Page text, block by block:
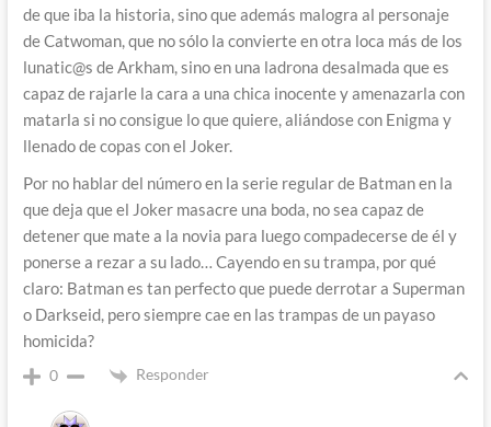
de que iba la historia, sino que además malogra al personaje
de Catwoman, que no sólo la convierte en otra loca más de los
lunatic@s de Arkham, sino en una ladrona desalmada que es
capaz de rajarle la cara a una chica inocente y amenazarla con
matarla si no consigue lo que quiere, aliándose con Enigma y
llenado de copas con el Joker.
Por no hablar del número en la serie regular de Batman en la
que deja que el Joker masacre una boda, no sea capaz de
detener que mate a la novia para luego compadecerse de él y
ponerse a rezar a su lado… Cayendo en su trampa, por qué
claro: Batman es tan perfecto que puede derrotar a Superman
o Darkseid, pero siempre cae en las trampas de un payaso
homicida?
0 Responder